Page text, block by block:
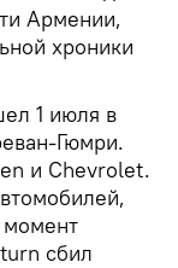
Армении,
хроники
1 июля в
Гюмри.
и Chevrolet.
момент
сбил